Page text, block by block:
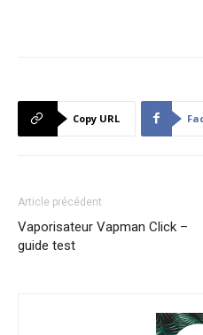
Copy URL
Article précédent
Vaporisateur Vapman Click –
guide test